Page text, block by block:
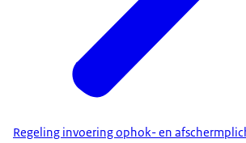
Regeling invoering ophok- en